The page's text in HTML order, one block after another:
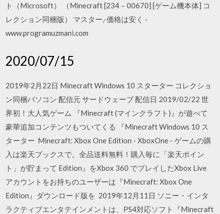
ト（Microsoft） （Minecraft [234－00670] [ゲーム機本体] コ
レクション同梱版） マスター,-価格は安く -
www.programuzmani.com
2020/07/15
2019年2月22日 Minecraft Windows 10 スターター コレクショ
ン同梱パソコン 配信元 サードウェーブ 配信日 2019/02/22 世
界初！大人気ゲーム 『Minecraft (マインクラフト)』が遊べて
豪華追加コンテンツもついてくる 『Minecraft Windows 10 ス
ターター Minecraft: Xbox One Edition - XboxOne - ゲームの購
入は楽天ブックスで。全品送料無料！購入毎に「楽天ポイン
ト」が貯まって Edition』をXbox 360 でプレイしたXbox Live
アカウントをお持ちのユーザーは『Minecraft: Xbox One
Edition』ダウンロード版を 2019年12月11日 ソニー・インタ
ラクティブエンタテインメントは、PS4対応ソフト『Minecraft